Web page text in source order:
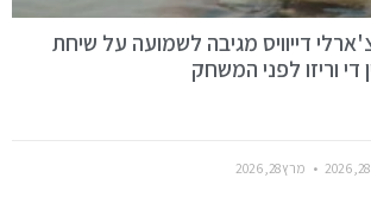
50: צ'ארלי דייוויס מגיבה לשמועה על שיחת
מרץ 28, 2026